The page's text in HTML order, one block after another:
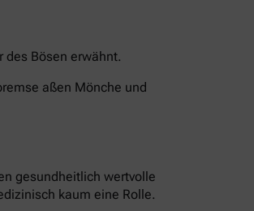
des Bösen erwähnt.
aßen Mönche und
gesundheitlich wertvolle
kaum eine Rolle.